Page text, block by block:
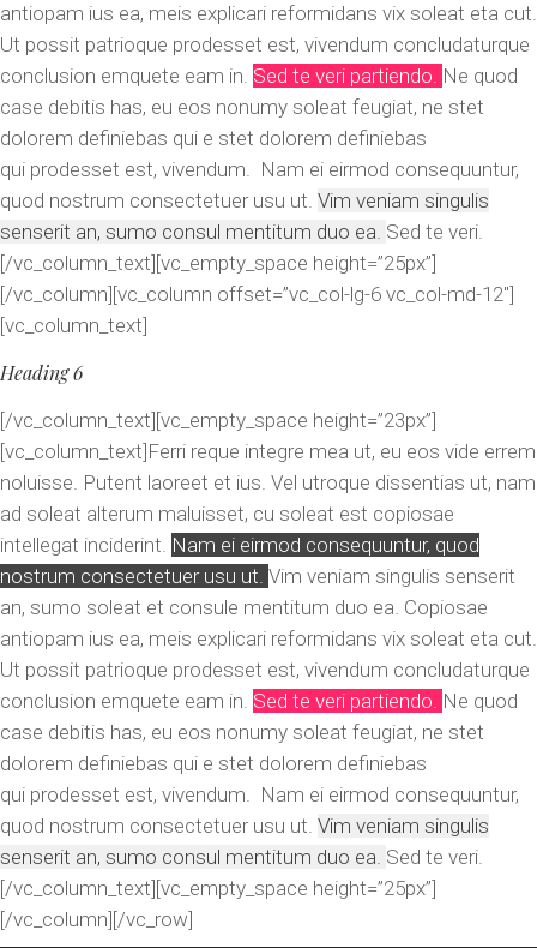
antiopam ius ea, meis explicari reformidans vix soleat eta cut.
Ut possit patrioque prodesset est, vivendum concludaturque
conclusion emquete eam in. Sed te veri partiendo. Ne quod
case debitis has, eu eos nonumy soleat feugiat, ne stet
dolorem definiebas qui e stet dolorem definiebas
qui prodesset est, vivendum. Nam ei eirmod consequuntur,
quod nostrum consectetuer usu ut. Vim veniam singulis
senserit an, sumo consul mentitum duo ea. Sed te veri.
[/vc_column_text][vc_empty_space height=”25px”]
[/vc_column][vc_column offset=”vc_col-lg-6 vc_col-md-12″]
[vc_column_text]
Heading 6
[/vc_column_text][vc_empty_space height=”23px”]
[vc_column_text]Ferri reque integre mea ut, eu eos vide errem
noluisse. Putent laoreet et ius. Vel utroque dissentias ut, nam
ad soleat alterum maluisset, cu soleat est copiosae
intellegat inciderint. Nam ei eirmod consequuntur, quod
nostrum consectetuer usu ut. Vim veniam singulis senserit
an, sumo soleat et consule mentitum duo ea. Copiosae
antiopam ius ea, meis explicari reformidans vix soleat eta cut.
Ut possit patrioque prodesset est, vivendum concludaturque
conclusion emquete eam in. Sed te veri partiendo. Ne quod
case debitis has, eu eos nonumy soleat feugiat, ne stet
dolorem definiebas qui e stet dolorem definiebas
qui prodesset est, vivendum. Nam ei eirmod consequuntur,
quod nostrum consectetuer usu ut. Vim veniam singulis
senserit an, sumo consul mentitum duo ea. Sed te veri.
[/vc_column_text][vc_empty_space height=”25px”]
[/vc_column][/vc_row]